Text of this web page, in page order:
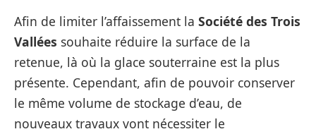
Afin de limiter l’affaissement la Société des Trois
Vallées souhaite réduire la surface de la
retenue, là où la glace souterraine est la plus
présente. Cependant, afin de pouvoir conserver
le même volume de stockage d’eau, de
nouveaux travaux vont nécessiter le